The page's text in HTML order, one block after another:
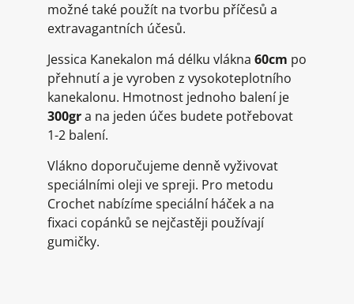
možné také použít na tvorbu příčesů a
extravagantních účesů.
Jessica Kanekalon má délku vlákna 60cm po
přehnutí a je vyroben z vysokoteplotního
kanekalonu. Hmotnost jednoho balení je
300gra na jeden účes budete potřebovat
1-2 balení.
Vlákno doporučujeme denně vyživovat
speciálními oleji ve spreji. Pro metodu
Crochet nabízíme speciální háček a na
fixaci copánků se nejčastěji používají
gumičky.